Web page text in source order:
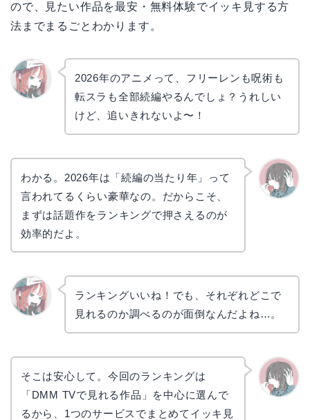
ので、見たい作品を最安・無料体験でイッキ見する方
法までまるごとわかります。
2026年のアニメって、フリーレンも呪術も
転スラも全部続編やるんでしょ？うれしい
けど、追いきれないよ〜！
わかる。2026年は「続編の当たり年」って
言われてるくらい豪華なの。だからこそ、
まずは話題作をランキングで押さえるのが
効率的だよ。
ランキングいいね！でも、それぞれどこで
見れるのか調べるのが面倒なんだよね…。
そこは安心して。今回のランキングは
「DMM TVで見れる作品」を中心に選んで
るから、1つのサービスでまとめてイッキ見